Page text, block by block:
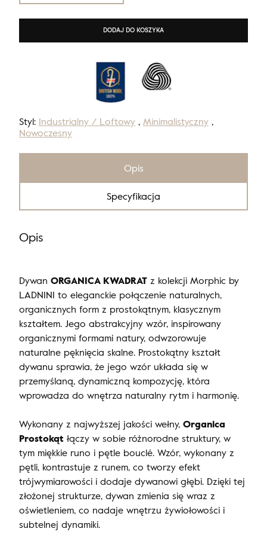
Styl: Industrialny / Loftowy , Minimalistyczny ,
Nowoczesny
DODAJ DO KOSZYKA
Opis
Specyfikacja
Opis
Dywan ORGANICA KWADRAT z kolekcji Morphic by
LADNINI to eleganckie połączenie naturalnych,
organicznych form z prostokątnym, klasycznym
kształtem. Jego abstrakcyjny wzór, inspirowany
organicznymi formami natury, odwzorowuje
naturalne pęknięcia skalne. Prostokątny kształt
dywanu sprawia, że jego wzór układa się w
przemyślaną, dynamiczną kompozycję, która
wprowadza do wnętrza naturalny rytm i harmonię.
Wykonany z najwyższej jakości wełny, Organica
Prostokąt łączy w sobie różnorodne struktury, w
tym miękkie runo i pętle bouclé. Wzór, wykonany z
pętli, kontrastuje z runem, co tworzy efekt
trójwymiarowości i dodaje dywanowi głębi. Dzięki tej
złożonej strukturze, dywan zmienia się wraz z
oświetleniem, co nadaje wnętrzu żywiołowości i
subtelnej dynamiki.